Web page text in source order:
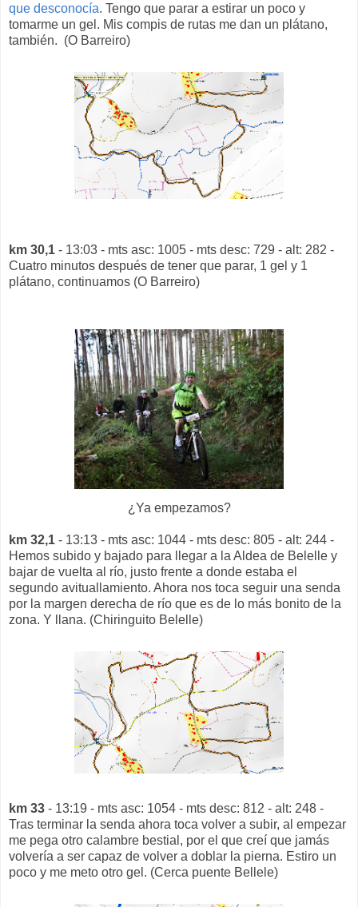
que desconocía. Tengo que parar a estirar un poco y
tomarme un gel. Mis compis de rutas me dan un plátano,
también. (O Barreiro)
km 30,1 - 13:03 - mts asc: 1005 - mts desc: 729 - alt: 282 -
Cuatro minutos después de tener que parar, 1 gel y 1
plátano, continuamos (O Barreiro)
¿Ya empezamos?
km 32,1 - 13:13 - mts asc: 1044 - mts desc: 805 - alt: 244 -
Hemos subido y bajado para llegar a la Aldea de Belelle y
bajar de vuelta al río, justo frente a donde estaba el
segundo avituallamiento. Ahora nos toca seguir una senda
por la margen derecha de río que es de lo más bonito de la
zona. Y llana. (Chiringuito Belelle)
km 33 - 13:19 - mts asc: 1054 - mts desc: 812 - alt: 248 -
Tras terminar la senda ahora toca volver a subir, al empezar
me pega otro calambre bestial, por el que creí que jamás
volvería a ser capaz de volver a doblar la pierna. Estiro un
poco y me meto otro gel. (Cerca puente Bellele)